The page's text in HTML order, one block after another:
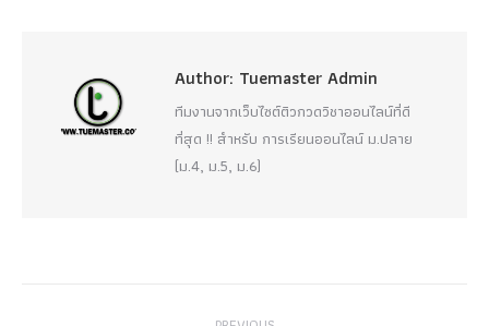
Author: Tuemaster Admin
ทีมงานจากเว็บไซต์ติวกวดวิชาออนไลน์ที่ดี
ที่สุด !! สำหรับ การเรียนออนไลน์ ม.ปลาย
(ม.4, ม.5, ม.6)